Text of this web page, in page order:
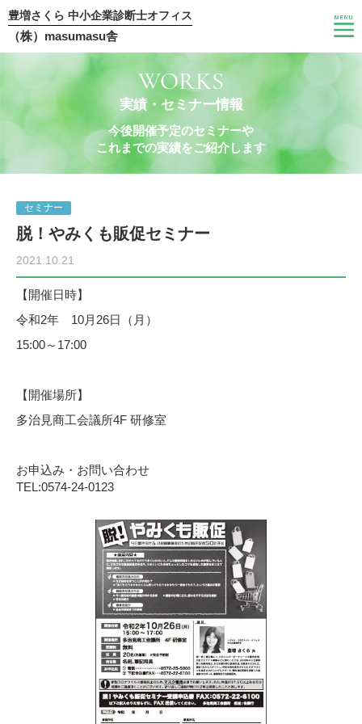
豊増さくら 中小企業診断士オフィス
（株）masumasu舎
WORKS
実績・セミナー情報
今後開催予定のセミナーや
これまでの実績をご紹介します
セミナー
脱！やみくも販促セミナー
2021.10.21
【開催日時】
令和2年 10月26日（月）
15:00～17:00
【開催場所】
多治見商工会議所4F 研修室
お申込み・お問い合わせ
TEL:0574-24-0123